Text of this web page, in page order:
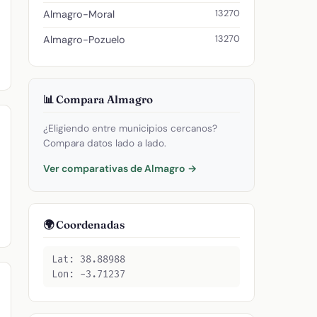
Almagro-Moral 13270
Almagro-Pozuelo 13270
📊 Compara Almagro
¿Eligiendo entre municipios cercanos?
Compara datos lado a lado.
Ver comparativas de Almagro →
🌍 Coordenadas
Lat: 38.88988
Lon: -3.71237